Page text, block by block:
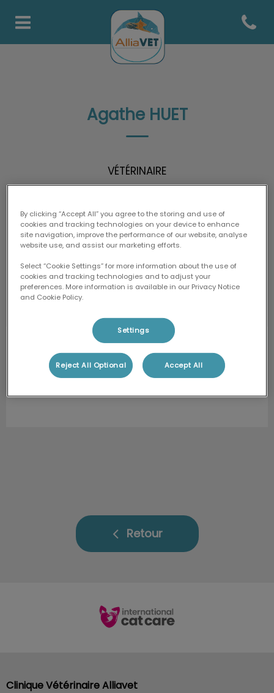
Page d'accueil de AlliaVets
Open
Agathe HUET
VÉTÉRINAIRE
Vétérinaire
Diplômée de l'école EUVG (école
Retour
Clinique Vétérinaire Alliavet
By clicking “Accept All” you agree to the storing and use of
cookies and tracking technologies on your device to enhance
site navigation, improve the performance of our website, analyse
website use, and assist our marketing efforts.
Select “Cookie Settings” for more information about the use of
cookies and tracking technologies and to adjust your
preferences. More information is available in our Privacy Notice
and Cookie Policy.
Settings
Reject All Optional Accept All